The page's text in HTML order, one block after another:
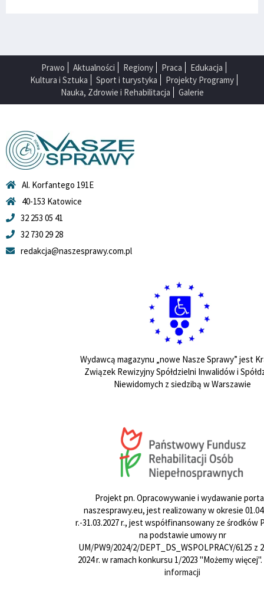
Prawo Aktualności Regiony Praca
Edukacja
Kultura i Sztuka
Sport i turystyka
Projekty Programy
Nauka, Zdrowie i Rehabilitacja
Galerie
Al. Korfantego 191E
40-153 Katowice
32 253 05 41
32 730 29 28
redakcja@naszesprawy.com.pl
Wydawcą magazynu „nowe Nasze Sprawy” jest
Związek Rewizyjny Spółdzielni Inwalidów i
Niewidomych z siedzibą w Warszawie
Projekt pn. Opracowywanie i wydawanie
naszesprawy.eu, jest realizowany w okresie
r.-31.03.2027 r., jest współfinansowany ze środków
na podstawie umowy nr
UM/PW9/2024/2/DEPT_DS_WSPOLPRACY/6125 z
2024 r. w ramach konkursu 1/2023 "Możemy więcej".
informacji